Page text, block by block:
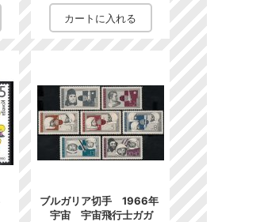
ブルガリア切手 1966年
宇宙 宇宙飛行士ガガ